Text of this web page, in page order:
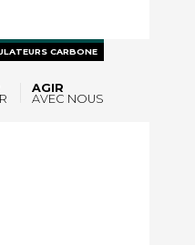
AGIR
AVEC NOUS
CARBONE